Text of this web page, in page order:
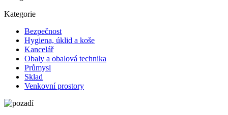
Kategorie
Bezpečnost
Hygiena, úklid a koše
Kancelář
Obaly a obalová technika
Průmysl
Sklad
Venkovní prostory